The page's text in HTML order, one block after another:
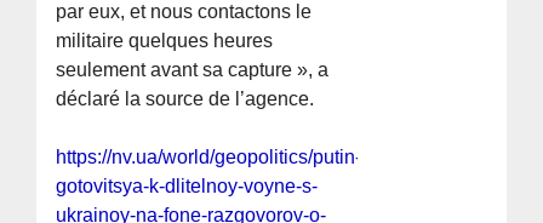
par eux, et nous contactons le
militaire quelques heures
seulement avant sa capture », a
déclaré la source de l’agence.
https://nv.ua/world/geopolitics/putin-
gotovitsya-k-dlitelnoy-voyne-s-
ukrainoy-na-fone-razgovorov-o-